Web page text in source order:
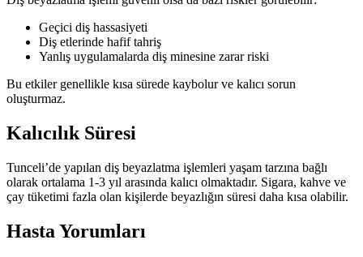
Geçici diş hassasiyeti
Diş etlerinde hafif tahriş
Yanlış uygulamalarda diş minesine zarar riski
Bu etkiler genellikle kısa sürede kaybolur ve kalıcı sorun
oluşturmaz.
Kalıcılık Süresi
Tunceli’de yapılan diş beyazlatma işlemleri yaşam tarzına bağlı
olarak ortalama 1-3 yıl arasında kalıcı olmaktadır. Sigara, kahve ve
çay tüketimi fazla olan kişilerde beyazlığın süresi daha kısa olabilir.
Hasta Yorumları